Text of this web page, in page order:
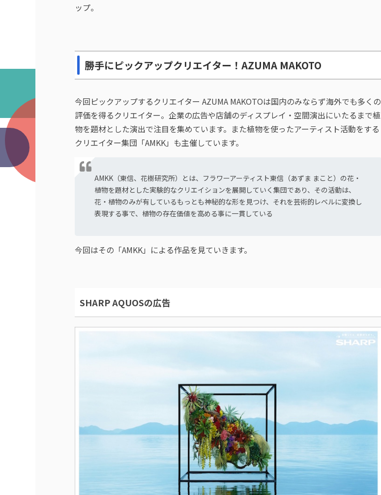
ップ。
勝手にピックアップクリエイター！AZUMA MAKOTO
今回ピックアップするクリエイター AZUMA MAKOTOは国内のみならず海外でも多くの
評価を得るクリエイター。企業の広告や店舗のディスプレイ・空間演出にいたるまで植
物を題材とした演出で注目を集めています。また植物を使ったアーティスト活動をする
クリエイター集団「AMKK」も主催しています。
AMKK（東信、花樹研究所）とは、フラワーアーティスト東信（あずま まこと）の花・
植物を題材とした実験的なクリエイションを展開していく集団であり、その活動は、
花・植物のみが有しているもっとも神秘的な形を見つけ、それを芸術的レベルに変換し
表現する事で、植物の存在価値を高める事に一貫している
今回はその「AMKK」による作品を見ていきます。
SHARP AQUOSの広告